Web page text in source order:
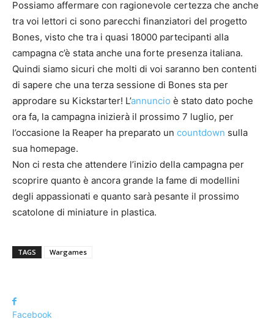
Possiamo affermare con ragionevole certezza che anche
tra voi lettori ci sono parecchi finanziatori del progetto
Bones, visto che tra i quasi 18000 partecipanti alla
campagna c’è stata anche una forte presenza italiana.
Quindi siamo sicuri che molti di voi saranno ben contenti
di sapere che una terza sessione di Bones sta per
approdare su Kickstarter! L’annuncio è stato dato poche
ora fa, la campagna inizierà il prossimo 7 luglio, per
l’occasione la Reaper ha preparato un countdown sulla
sua homepage.
Non ci resta che attendere l’inizio della campagna per
scoprire quanto è ancora grande la fame di modellini
degli appassionati e quanto sarà pesante il prossimo
scatolone di miniature in plastica.
TAGS Wargames
Facebook